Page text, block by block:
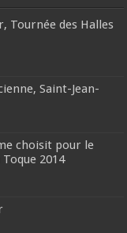
Tournée des Halles
Saint-Jean-
choisit pour le
2014